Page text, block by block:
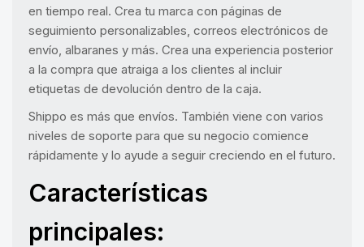
en tiempo real. Crea tu marca con páginas de
seguimiento personalizables, correos electrónicos de
envío, albaranes y más. Crea una experiencia posterior
a la compra que atraiga a los clientes al incluir
etiquetas de devolución dentro de la caja.
Shippo es más que envíos. También viene con varios
niveles de soporte para que su negocio comience
rápidamente y lo ayude a seguir creciendo en el futuro.
Características
principales: